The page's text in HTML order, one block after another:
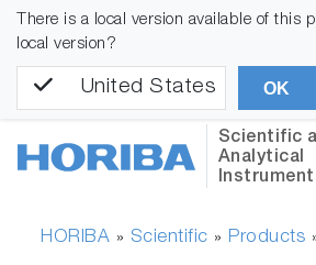
There is a local version available of this
local version?
United States OK
Scientific
Analytical
HORIBA » Scientific » Products